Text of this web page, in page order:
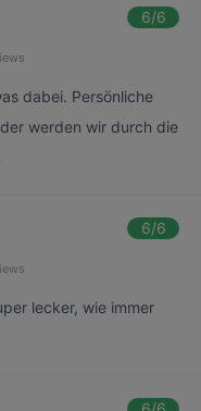
6/6
dabei. Persönliche
werden wir durch die
6/6
lecker, wie immer